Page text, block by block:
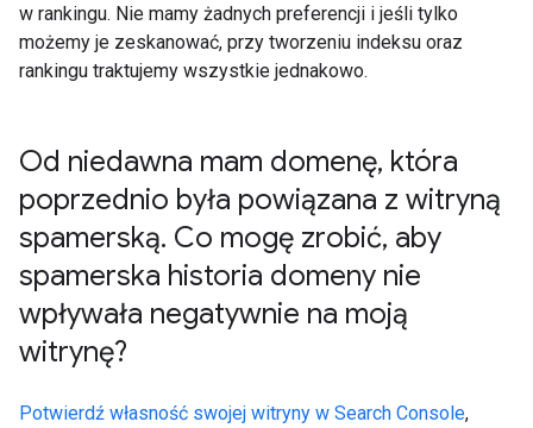
w rankingu. Nie mamy żadnych preferencji i jeśli tylko
możemy je zeskanować, przy tworzeniu indeksu oraz
rankingu traktujemy wszystkie jednakowo.
Od niedawna mam domenę, która
poprzednio była powiązana z witryną
spamerską. Co mogę zrobić, aby
spamerska historia domeny nie
wpływała negatywnie na moją
witrynę?
Potwierdź własność swojej witryny w Search Console,